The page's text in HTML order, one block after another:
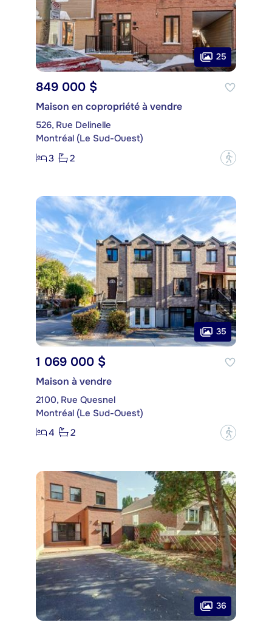
25
849 000 $
Maison en copropriété à vendre
526, Rue Delinelle
Montréal (Le Sud-Ouest)
3
2 ?
35
1 069 000 $
Maison à vendre
2100, Rue Quesnel
Montréal (Le Sud-Ouest)
4
2 ?
36